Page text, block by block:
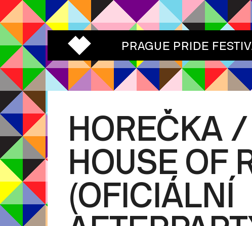
PRAGUE PRIDE
HOREČKA
HOUSE OF
(OFICIÁLNÍ